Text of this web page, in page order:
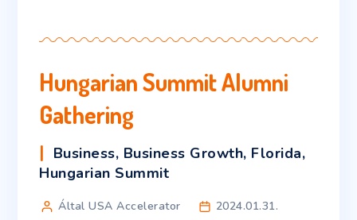
Hungarian Summit Alumni
Gathering
Business, Business Growth, Florida,
Hungarian Summit
Által USA Accelerator 2024.01.31.